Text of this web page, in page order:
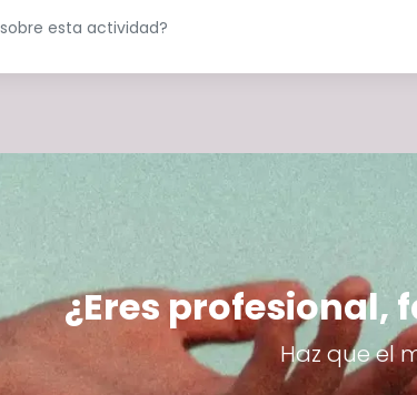
esta actividad?
¿Eres
Haz que el